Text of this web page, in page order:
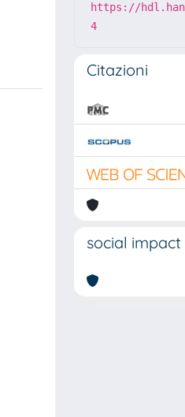
https://
4
Citazioni
social impact